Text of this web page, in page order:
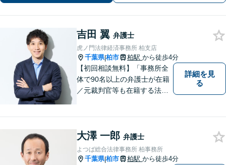
吉田 翼 弁護士
虎ノ門法律経済事務所 柏支店
千葉県|柏市 柏駅 から徒歩4分
【初回相談無料】「事務所全
体で90名以上の弁護士が在籍
／元裁判官等も在籍する法律
と連携し、税務・登記もワン
ストップで対応可」【休日・
夜間相談可】
詳細を見
る
大澤 一郎 弁護士
よつば総合法律事務所 柏事務所
千葉県|柏市 柏駅 から徒歩4分